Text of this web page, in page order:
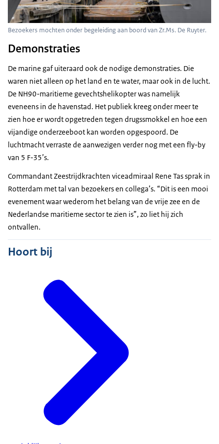
Bezoekers mochten onder begeleiding aan boord van Zr.Ms. De Ruyter.
Demonstraties
De marine gaf uiteraard ook de nodige demonstraties. Die
waren niet alleen op het land en te water, maar ook in de lucht.
De NH90-maritieme gevechtshelikopter was namelijk
eveneens in de havenstad. Het publiek kreeg onder meer te
zien hoe er wordt opgetreden tegen drugssmokkel en hoe een
vijandige onderzeeboot kan worden opgespoord. De
luchtmacht verraste de aanwezigen verder nog met een fly-by
van 5 F-35’s.
Commandant Zeestrijdkrachten viceadmiraal Rene Tas sprak in
Rotterdam met tal van bezoekers en collega’s. “Dit is een mooi
evenement waar wederom het belang van de vrije zee en de
Nederlandse maritieme sector te zien is”, zo liet hij zich
ontvallen.
Hoort bij